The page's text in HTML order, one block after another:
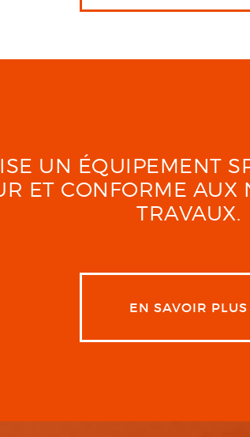
UN ÉQUIPEMENT
ET CONFORME AUX
TRAVAUX.
EN SAVOIR PLUS